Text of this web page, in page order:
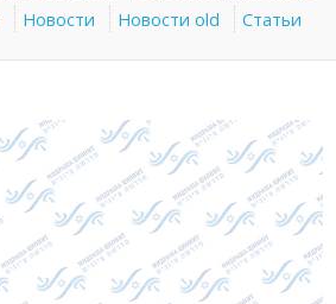
Новости Новости old Статьи